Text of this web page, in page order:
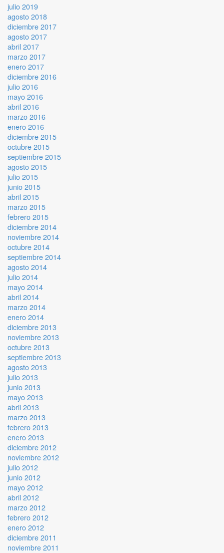
julio 2019
agosto 2018
diciembre 2017
agosto 2017
abril 2017
marzo 2017
enero 2017
diciembre 2016
julio 2016
mayo 2016
abril 2016
marzo 2016
enero 2016
diciembre 2015
octubre 2015
septiembre 2015
agosto 2015
julio 2015
junio 2015
abril 2015
marzo 2015
febrero 2015
diciembre 2014
noviembre 2014
octubre 2014
septiembre 2014
agosto 2014
julio 2014
mayo 2014
abril 2014
marzo 2014
enero 2014
diciembre 2013
noviembre 2013
octubre 2013
septiembre 2013
agosto 2013
julio 2013
junio 2013
mayo 2013
abril 2013
marzo 2013
febrero 2013
enero 2013
diciembre 2012
noviembre 2012
julio 2012
junio 2012
mayo 2012
abril 2012
marzo 2012
febrero 2012
enero 2012
diciembre 2011
noviembre 2011